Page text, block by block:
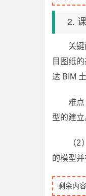
2.
关
目图纸
达 BIM
难
型的建立
（
的模型
剩余内